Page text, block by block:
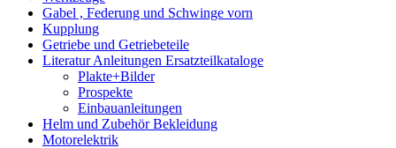
Gabel , Federung und Schwinge vorn
Kupplung
Getriebe und Getriebeteile
Literatur Anleitungen Ersatzteilkataloge
Plakte+Bilder
Prospekte
Einbauanleitungen
Helm und Zubehör Bekleidung
Motorelektrik